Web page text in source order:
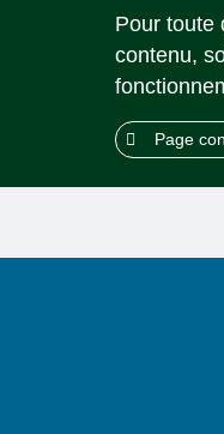
Pour toute
contenu,
Page